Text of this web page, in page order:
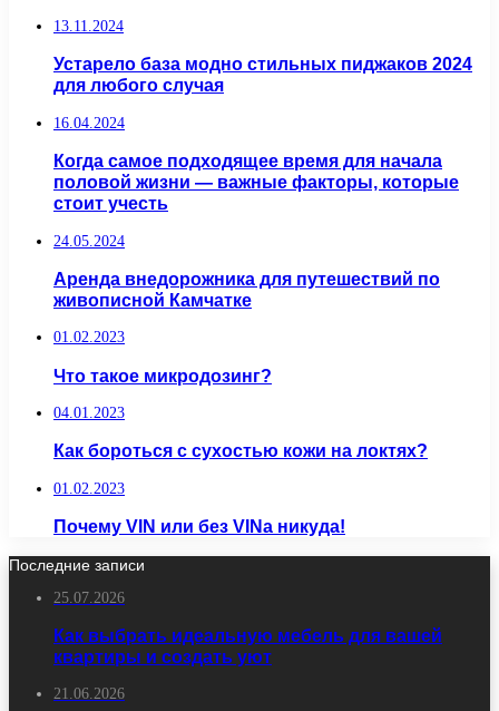
13.11.2024
Устарело база модно стильных пиджаков 2024
для любого случая
16.04.2024
Когда самое подходящее время для начала
половой жизни — важные факторы, которые
стоит учесть
24.05.2024
Аренда внедорожника для путешествий по
живописной Камчатке
01.02.2023
Что такое микродозинг?
04.01.2023
Как бороться с сухостью кожи на локтях?
01.02.2023
Почему VIN или без VINa никуда!
Последние записи
25.07.2026
Как выбрать идеальную мебель для вашей
квартиры и создать уют
21.06.2026